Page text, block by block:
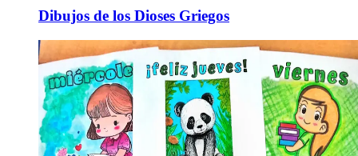
Dibujos de los Dioses Griegos